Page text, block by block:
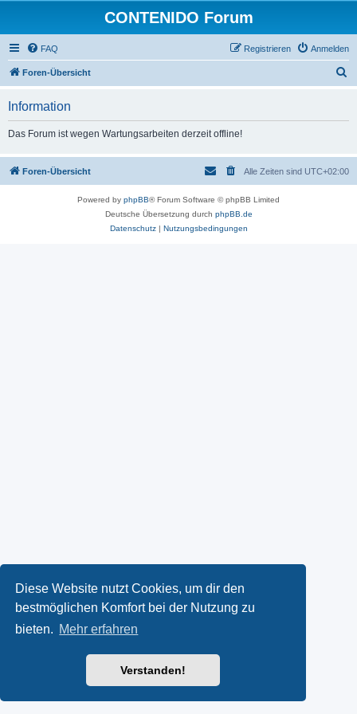
Diese Website nutzt Cookies, um dir den
bestmöglichen Komfort bei der Nutzung zu
bieten. Mehr erfahren
Verstanden!
CONTENIDO Forum
FAQ Anmelden
Registrieren
Foren-Übersicht
Information
Das Forum ist wegen Wartungsarbeiten derzeit offline!
Foren-Übersicht Alle Zeiten sind UTC+02:00
Powered by phpBB® Forum Software © phpBB Limited
Deutsche Übersetzung durch phpBB.de
Datenschutz| Nutzungsbedingungen